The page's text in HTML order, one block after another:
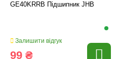
GE40KRRB Підшипник JHB
Залишити відгук
99 ₴